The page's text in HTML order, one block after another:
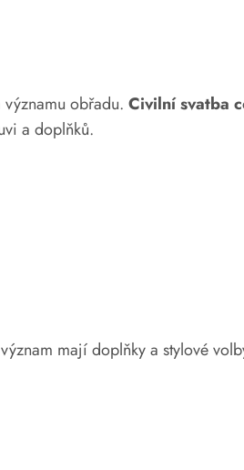
obřadu. Civilní svatba
a doplňků.
mají doplňky a stylové